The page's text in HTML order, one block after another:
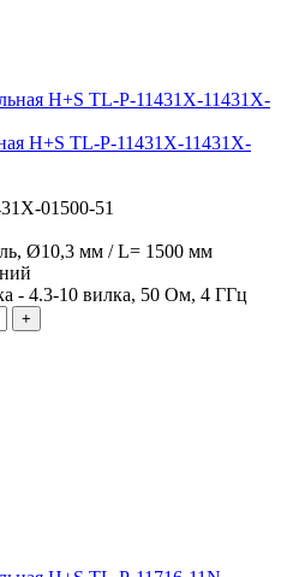
H+S TL-P-11431X-11431X-
01500-51
Ø10,3 мм / L= 1500 мм
- 4.3-10 вилка, 50 Ом, 4 ГГц
+